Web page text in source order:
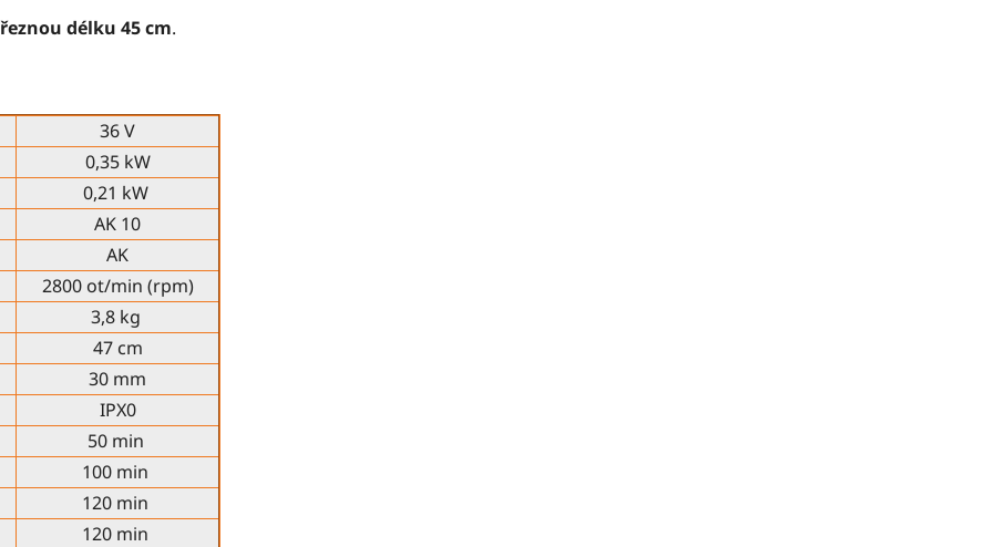
řeznou délku 45 cm.
36 V
0,35 kW
0,21 kW
AK 10
AK
2800 ot/min (rpm)
3,8 kg
47 cm
30 mm
IPX0
50 min
100 min
120 min
120 min